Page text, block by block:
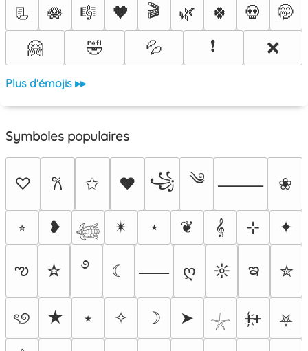
📃
🪷 🎼 🖤 🎬 🌿 🍀 💀
🤭
🤗
🤣 💦 ❗ ❌
Plus d'émojis ▸▸
Symboles populaires
♡ 𐙚 ✩ ♥ ꧁ ༄ ⸻ ❀
⭒ ❥ 𓆉 ✴︎ ⋆ ❦ 𝄞 ⊹ ✦
ఌ ☆ ࿔ ☾ ⸺ ღ ☼ ఇ ✮
ৎ୭ ★ ⭑ ✧ ☽ ➤ 𓇼 ᚐ҉ᚐ ⛧